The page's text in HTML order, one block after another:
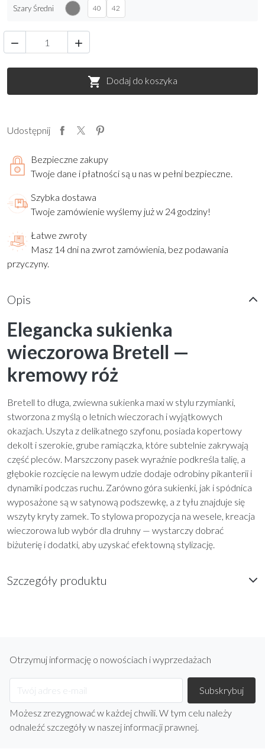
Szary Średni 40 42
 
 Dodaj do koszyka
Udostępnij
Bezpieczne zakupy
Twoje dane i płatności są u nas w pełni bezpieczne.
Szybka dostawa
Twoje zamówienie wyślemy już w 24 godziny!
Łatwe zwroty
Masz 14 dni na zwrot zamówienia, bez podawania
przyczyny.
Opis
Elegancka sukienka
wieczorowa Bretell —
kremowy róż
Bretell to długa, zwiewna sukienka maxi w stylu rzymianki,
stworzona z myślą o letnich wieczorach i wyjątkowych
okazjach. Uszyta z delikatnego szyfonu, posiada kopertowy
dekolt i szerokie, grube ramiączka, które subtelnie zakrywają
część pleców. Marszczony pasek wyraźnie podkreśla talię, a
głębokie rozcięcie na lewym udzie dodaje odrobiny pikanterii i
dynamiki podczas ruchu. Zarówno góra sukienki, jak i spódnica
wyposażone są w satynową podszewkę, a z tyłu znajduje się
wszyty kryty zamek. To stylowa propozycja na wesele, kreacja
wieczorowa lub wybór dla druhny — wystarczy dobrać
biżuterię i dodatki, aby uzyskać efektowną stylizację.
Szczegóły produktu
Otrzymuj informację o nowościach i wyprzedażach
Możesz zrezygnować w każdej chwili. W tym celu należy
odnaleźć szczegóły w naszej informacji prawnej.